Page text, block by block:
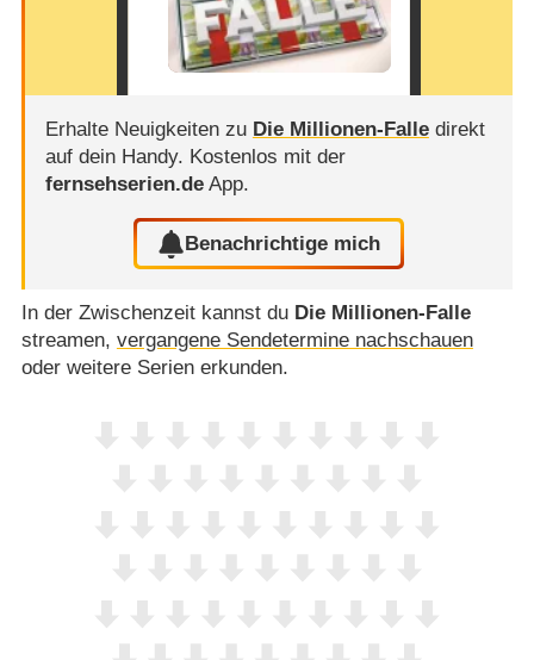
Erhalte Neuigkeiten zu Die Millionen-Falledirekt
auf dein Handy. Kostenlos mit der
fernsehserien.deApp.
Benachrichtige mich
In der Zwischenzeit kannst du Die Millionen-Falle
streamen, vergangene Sendetermine nachschauen
oder weitere Serien erkunden.